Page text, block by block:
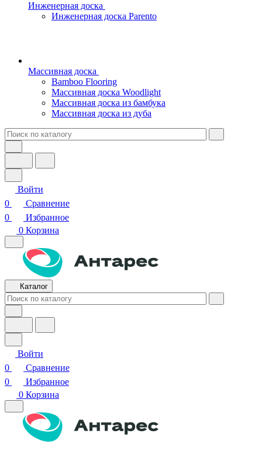
Инженерная доска
Инженерная доска Parento
Массивная доска
Bamboo Flooring
Массивная доска Woodlight
Массивная доска из бамбука
Массивная доска из дуба
Войти
0
Сравнение
0
Избранное
0 Корзина
Каталог
Войти
0
Сравнение
0
Избранное
0 Корзина